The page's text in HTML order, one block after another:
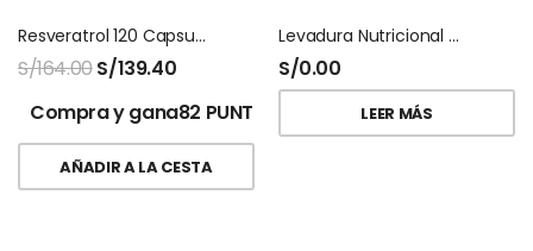
Resveratrol 120 Capsulas Nutricost
S/164.00S/139.40
Compra y gana82 PUNTOS!
AÑADIR A LA CESTA
Levadura Nutricional Oriundos 200 Gr
S/0.00
LEER MÁS